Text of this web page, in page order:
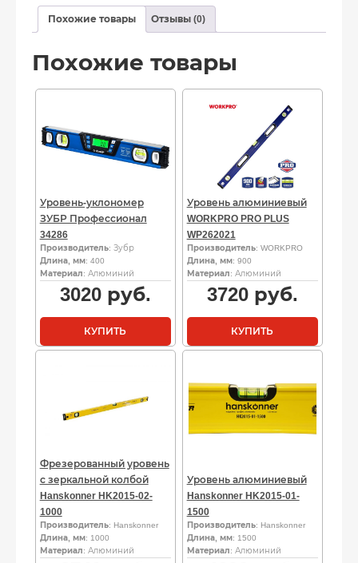
Похожие товары Отзывы (0)
Похожие товары
Уровень-уклономер
ЗУБР Профессионал
34286
Производитель: Зубр
Длина, мм: 400
Материал: Алюминий
3020руб.
КУПИТЬ
Уровень алюминиевый
WORKPRO PRO PLUS
WP262021
Производитель: WORKPRO
Длина, мм: 900
Материал: Алюминий
3720руб.
КУПИТЬ
Фрезерованный уровень
с зеркальной колбой
Hanskonner HK2015-02-
1000
Производитель: Hanskonner
Длина, мм: 1000
Материал: Алюминий
Уровень алюминиевый
Hanskonner HK2015-01-
1500
Производитель: Hanskonner
Длина, мм: 1500
Материал: Алюминий